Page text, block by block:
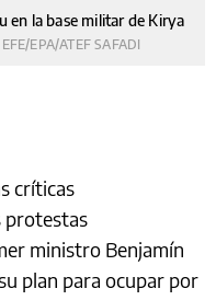
en la base militar de Kirya
EFE/EPA/ATEF SAFADI
críticas
protestas
ministro Benjamín
plan para ocupar por